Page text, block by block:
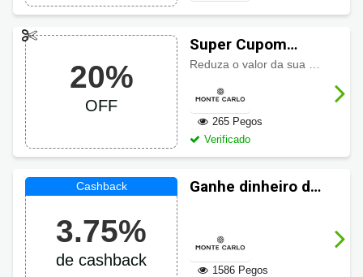
20%
OFF
Super Cupom
Monte Carlo com
20% de desconto
265 Pegos
Verificado
3.75%
de cashback
Ganhe dinheiro de
Carlo
1586 Pegos